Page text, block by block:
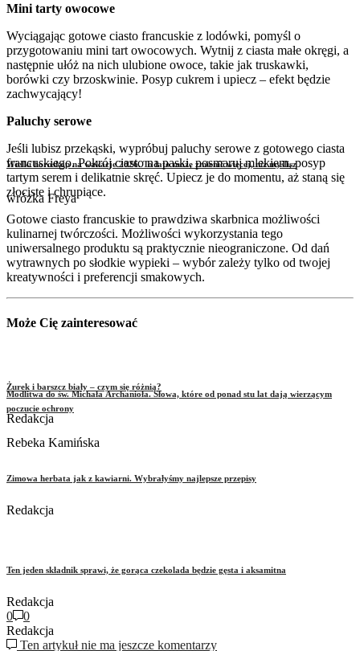
Wielki horoskop na wakacje 2026. To lato może zmienić więcej, niż myślisz
wróżka Freya
Modlitwa do św. Michała Archanioła. Słowa, które od ponad stu lat dają wierzącym
poczucie ochrony
Rebeka Kamińska
Mini tarty owocowe
Wyciągając gotowe ciasto francuskie z lodówki, pomyśl o
przygotowaniu mini tart owocowych. Wytnij z ciasta małe okręgi, a
następnie ułóż na nich ulubione owoce, takie jak truskawki,
borówki czy brzoskwinie. Posyp cukrem i upiecz – efekt będzie
zachwycający!
Paluchy serowe
Jeśli lubisz przekąski, wypróbuj paluchy serowe z gotowego ciasta
francuskiego. Pokrój ciasto na paski, posmaruj mlekiem, posyp
tartym serem i delikatnie skręć. Upiecz je do momentu, aż staną się
złociste i chrupiące.
Gotowe ciasto francuskie to prawdziwa skarbnica możliwości
kulinarnej twórczości. Możliwości wykorzystania tego
uniwersalnego produktu są praktycznie nieograniczone. Od dań
wytrawnych po słodkie wypieki – wybór zależy tylko od twojej
kreatywności i preferencji smakowych.
Może Cię zainteresować
Żurek i barszcz biały – czym się różnią?
Redakcja
Zimowa herbata jak z kawiarni. Wybrałyśmy najlepsze przepisy
Redakcja
Ten jeden składnik sprawi, że gorąca czekolada będzie gęsta i aksamitna
Redakcja
0
0
Redakcja
Ten artykuł nie ma jeszcze komentarzy